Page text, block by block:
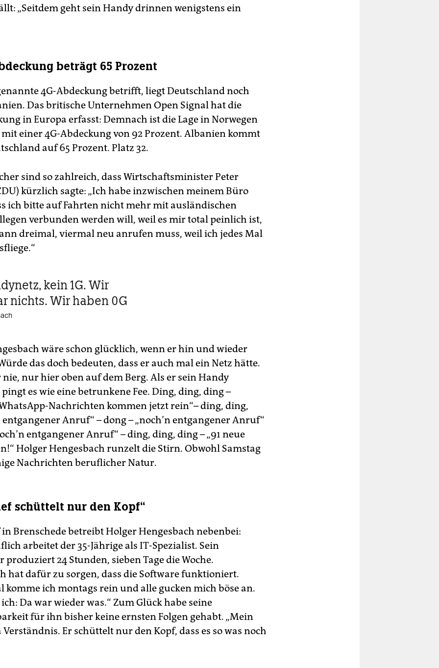
„Seitdem geht sein Handy drinnen wenigstens ein
beträgt 65 Prozent
4G-Abdeckung betrifft, liegt Deutschland noch
Das britische Unternehmen Open Signal hat die
in Europa erfasst: Demnach ist die Lage in Norwegen
einer 4G-Abdeckung von 92 Prozent. Albanien kommt
auf 65 Prozent. Platz 32.
sind so zahlreich, dass Wirtschaftsminister Peter
kürzlich sagte: „Ich habe inzwischen meinem Büro
ich bitte auf Fahrten nicht mehr mit ausländischen
verbunden werden will, weil es mir total peinlich ist,
dreimal, viermal neu anrufen muss, weil ich jedes Mal
kein 1G. Wir
nichts. Wir haben 0G
wäre schon glücklich, wenn er hin und wieder
das doch bedeuten, dass er auch mal ein Netz hätte.
nie, nur hier oben auf dem Berg. Als er sein Handy
es wie eine betrunkene Fee. Ding, ding, ding –
Nachrichten kommen jetzt rein“– ding, ding,
entgangener Anruf“ – dong – „noch’n entgangener Anruf“
entgangener Anruf“ – ding, ding, ding – „91 neue
Holger Hengesbach runzelt die Stirn. Obwohl Samstag
Nachrichten beruflicher Natur.
schüttelt nur den Kopf“
Brenschede betreibt Holger Hengesbach nebenbei:
arbeitet der 35-Jährige als IT-Spezialist. Sein
produziert 24 Stunden, sieben Tage die Woche.
hat dafür zu sorgen, dass die Software funktioniert.
komme ich montags rein und alle gucken mich böse an.
Da war wieder was.“ Zum Glück habe seine
für ihn bisher keine ernsten Folgen gehabt. „Mein
Verständnis. Er schüttelt nur den Kopf, dass es so was noch